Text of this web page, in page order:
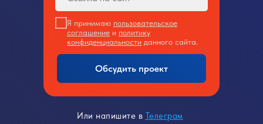
Или напишите в Телеграм
Я принимаю пользовательское
соглашение и политику
конфиденциальности данного сайта.
Обсудить проект